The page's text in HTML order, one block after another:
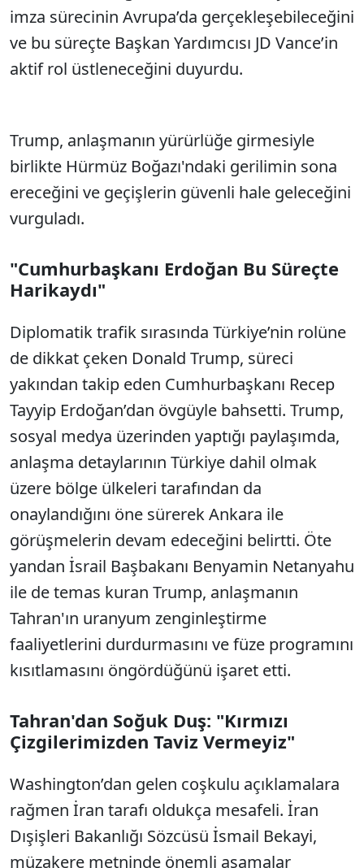
imza sürecinin Avrupa’da gerçekleşebileceğini
ve bu süreçte Başkan Yardımcısı JD Vance’in
aktif rol üstleneceğini duyurdu.
Trump, anlaşmanın yürürlüğe girmesiyle
birlikte Hürmüz Boğazı'ndaki gerilimin sona
ereceğini ve geçişlerin güvenli hale geleceğini
vurguladı.
"Cumhurbaşkanı Erdoğan Bu Süreçte
Harikaydı"
Diplomatik trafik sırasında Türkiye’nin rolüne
de dikkat çeken Donald Trump, süreci
yakından takip eden Cumhurbaşkanı Recep
Tayyip Erdoğan’dan övgüyle bahsetti. Trump,
sosyal medya üzerinden yaptığı paylaşımda,
anlaşma detaylarının Türkiye dahil olmak
üzere bölge ülkeleri tarafından da
onaylandığını öne sürerek Ankara ile
görüşmelerin devam edeceğini belirtti. Öte
yandan İsrail Başbakanı Benyamin Netanyahu
ile de temas kuran Trump, anlaşmanın
Tahran'ın uranyum zenginleştirme
faaliyetlerini durdurmasını ve füze programını
kısıtlamasını öngördüğünü işaret etti.
Tahran'dan Soğuk Duş: "Kırmızı
Çizgilerimizden Taviz Vermeyiz"
Washington’dan gelen coşkulu açıklamalara
rağmen İran tarafı oldukça mesafeli. İran
Dışişleri Bakanlığı Sözcüsü İsmail Bekayi,
müzakere metninde önemli aşamalar